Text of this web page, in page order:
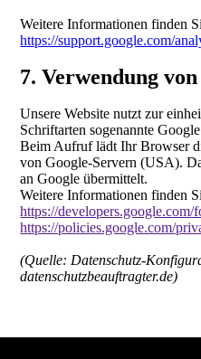
Weitere Informationen finden
https://support.google.com/
7. Verwendung
Unsere Website nutzt zur
Schriftarten sogenannte
Beim Aufruf lädt Ihr Browser
von Google-Servern (USA).
an Google übermittelt.
Weitere Informationen finden
https://developers.google.com/
https://policies.google.com/
(Quelle: Datenschutz-
datenschutzbeauftragter.de)